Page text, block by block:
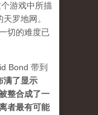
游戏中所描
罗地网。
切的难度已
Bond 带到
满了显示
整合成了一
者最有可能